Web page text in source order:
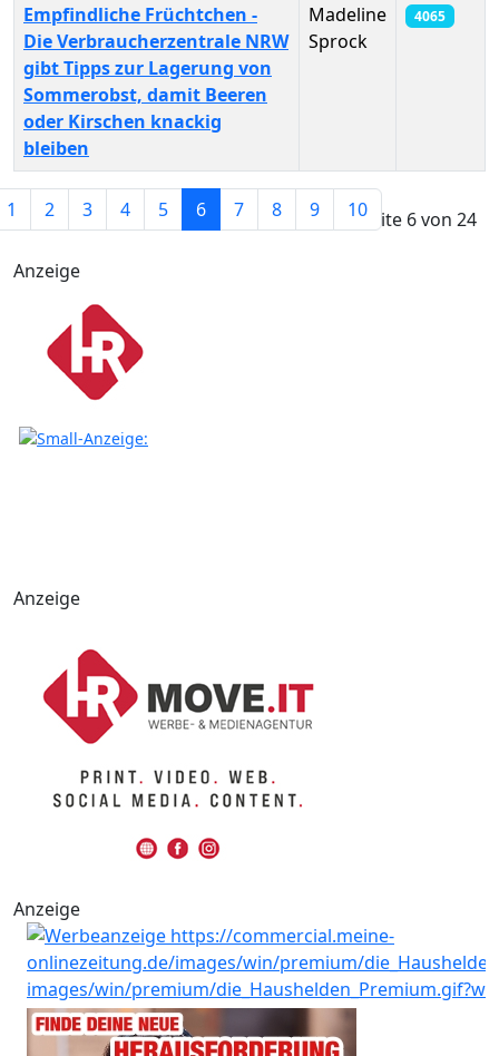
Beiträge
Empfindliche Früchtchen -
Die Verbraucherzentrale NRW
gibt Tipps zur Lagerung von
Sommerobst, damit Beeren
oder Kirschen knackig
bleiben
Madeline
Sprock
4065
Seite 6 von 24
1 2 3 4 5 6 7 8 9 10
Anzeige
Anzeige
Anzeige